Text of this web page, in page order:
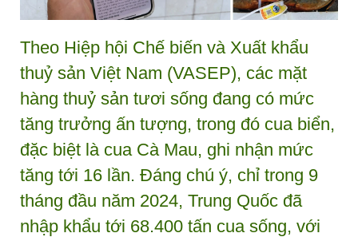
Theo Hiệp hội Chế biến và Xuất khẩu
thuỷ sản Việt Nam (VASEP), các mặt
hàng thuỷ sản tươi sống đang có mức
tăng trưởng ấn tượng, trong đó cua biển,
đặc biệt là cua Cà Mau, ghi nhận mức
tăng tới 16 lần. Đáng chú ý, chỉ trong 9
tháng đầu năm 2024, Trung Quốc đã
nhập khẩu tới 68.400 tấn cua sống, với